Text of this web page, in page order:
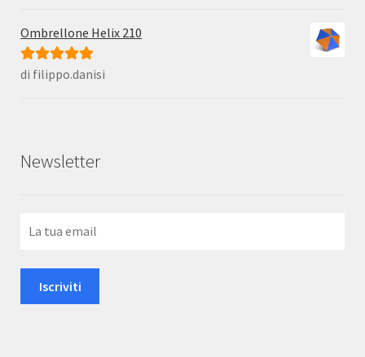
Ombrellone Helix 210
Valutato5 su
di filippo.danisi
Newsletter